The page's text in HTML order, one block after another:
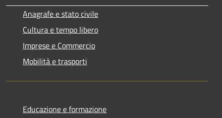
Anagrafe e stato civile
Cultura e tempo libero
Imprese e Commercio
Mobilità e trasporti
Educazione e formazione